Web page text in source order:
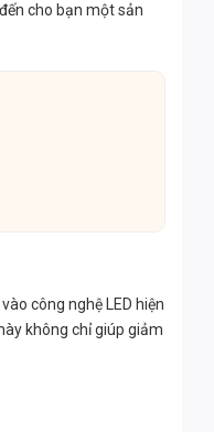
cho bạn một sản
công nghệ LED hiện
không chỉ giúp giảm